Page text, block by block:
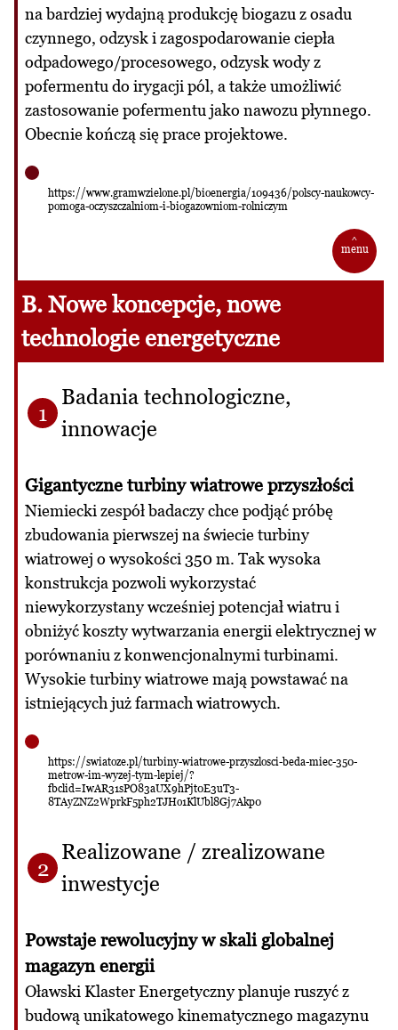
na bardziej wydajną produkcję biogazu z osadu
czynnego, odzysk i zagospodarowanie ciepła
odpadowego/procesowego, odzysk wody z
pofermentu do irygacji pól, a także umożliwić
zastosowanie pofermentu jako nawozu płynnego.
Obecnie kończą się prace projektowe.
https://www.gramwzielone.pl/bioenergia/109436/polscy-naukowcy-
pomoga-oczyszczalniom-i-biogazowniom-rolniczym
^
menu
B. Nowe koncepcje, nowe
technologie energetyczne
1
Badania technologiczne,
innowacje
Gigantyczne turbiny wiatrowe przyszłości
Niemiecki zespół badaczy chce podjąć próbę
zbudowania pierwszej na świecie turbiny
wiatrowej o wysokości 350 m. Tak wysoka
konstrukcja pozwoli wykorzystać
niewykorzystany wcześniej potencjał wiatru i
obniżyć koszty wytwarzania energii elektrycznej w
porównaniu z konwencjonalnymi turbinami.
Wysokie turbiny wiatrowe mają powstawać na
istniejących już farmach wiatrowych.
https://swiatoze.pl/turbiny-wiatrowe-przyszlosci-beda-miec-350-
metrow-im-wyzej-tym-lepiej/?
fbclid=IwAR31sPO83aUX9hPjt0E3uT3-
8TAyZNZ2WprkF5ph2TJHo1KlUbl8Gj7Akp0
2
Realizowane / zrealizowane
inwestycje
Powstaje rewolucyjny w skali globalnej
magazyn energii
Oławski Klaster Energetyczny planuje ruszyć z
budową unikatowego kinematycznego magazynu